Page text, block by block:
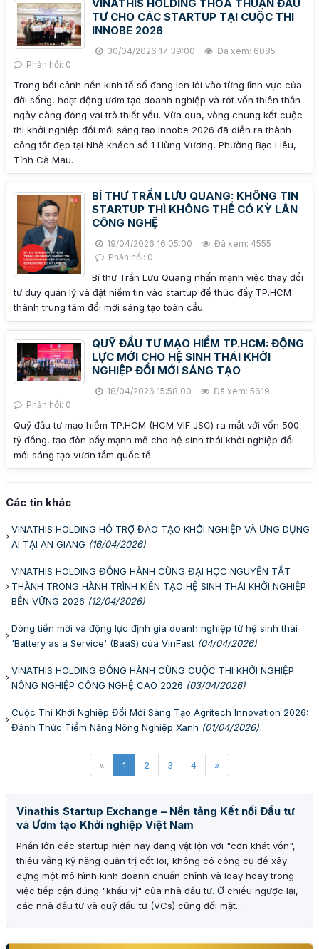
VINATHIS HOLDING THỎA THUẬN ĐẦU
TƯ CHO CÁC STARTUP TẠI CUỘC THI
INNOBE 2026
30/04/2026 17:39:00
Đã xem: 6085
Phản hồi: 0
Trong bối cảnh nền kinh tế số đang len lỏi vào từng lĩnh vực của
đời sống, hoạt động ươm tạo doanh nghiệp và rót vốn thiên thần
ngày càng đóng vai trò thiết yếu. Vừa qua, vòng chung kết cuộc
thi khởi nghiệp đổi mới sáng tạo Innobe 2026 đã diễn ra thành
công tốt đẹp tại Nhà khách số 1 Hùng Vương, Phường Bạc Liêu,
Tỉnh Cà Mau.
BÍ THƯ TRẦN LƯU QUANG: KHÔNG TIN
STARTUP THÌ KHÔNG THỂ CÓ KỲ LÂN
CÔNG NGHỆ
19/04/2026 16:05:00
Đã xem: 4555
Phản hồi: 0
Bí thư Trần Lưu Quang nhấn mạnh việc thay đổi
tư duy quản lý và đặt niềm tin vào startup để thúc đẩy TP.HCM
thành trung tâm đổi mới sáng tạo toàn cầu.
QUỸ ĐẦU TƯ MẠO HIỂM TP.HCM: ĐỘNG
LỰC MỚI CHO HỆ SINH THÁI KHỞI
NGHIỆP ĐỔI MỚI SÁNG TẠO
18/04/2026 15:58:00
Đã xem: 5619
Phản hồi: 0
Quỹ đầu tư mạo hiểm TP.HCM (HCM VIF JSC) ra mắt với vốn 500
tỷ đồng, tạo đòn bẩy mạnh mẽ cho hệ sinh thái khởi nghiệp đổi
mới sáng tạo vươn tầm quốc tế.
Các tin khác
VINATHIS HOLDING HỖ TRỢ ĐÀO TẠO KHỞI NGHIỆP VÀ ỨNG DỤNG
AI TẠI AN GIANG (16/04/2026)
VINATHIS HOLDING ĐỒNG HÀNH CÙNG ĐẠI HỌC NGUYỄN TẤT
THÀNH TRONG HÀNH TRÌNH KIẾN TẠO HỆ SINH THÁI KHỞI NGHIỆP
BỀN VỮNG 2026 (12/04/2026)
Dòng tiền mới và động lực định giá doanh nghiệp từ hệ sinh thái
'Battery as a Service' (BaaS) của VinFast (04/04/2026)
VINATHIS HOLDING ĐỒNG HÀNH CÙNG CUỘC THI KHỞI NGHIỆP
NÔNG NGHIỆP CÔNG NGHỆ CAO 2026 (03/04/2026)
Cuộc Thi Khởi Nghiệp Đổi Mới Sáng Tạo Agritech Innovation 2026:
Đánh Thức Tiềm Năng Nông Nghiệp Xanh (01/04/2026)
« 1 2 3 4 »
Vinathis Startup Exchange – Nền tảng Kết nối Đầu tư
và Ươm tạo Khởi nghiệp Việt Nam
Phần lớn các startup hiện nay đang vật lộn với "cơn khát vốn",
thiếu vắng kỹ năng quản trị cốt lõi, không có công cụ để xây
dựng một mô hình kinh doanh chuẩn chỉnh và loay hoay trong
việc tiếp cận đúng "khẩu vị" của nhà đầu tư. Ở chiều ngược lại,
các nhà đầu tư và quỹ đầu tư (VCs) cũng đối mặt...